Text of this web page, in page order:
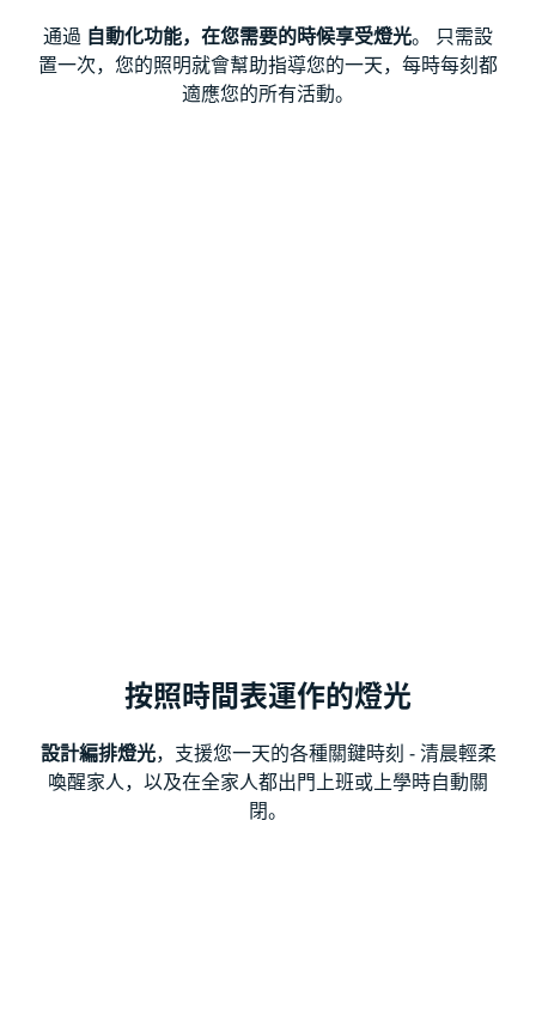
通過 自動化功能，在您需要的時候享受燈光。 只需設
置一次，您的照明就會幫助指導您的一天，每時每刻都
適應您的所有活動。
按照時間表運作的燈光
設計編排燈光，支援您一天的各種關鍵時刻 - 清晨輕柔
喚醒家人，以及在全家人都出門上班或上學時自動關
閉。